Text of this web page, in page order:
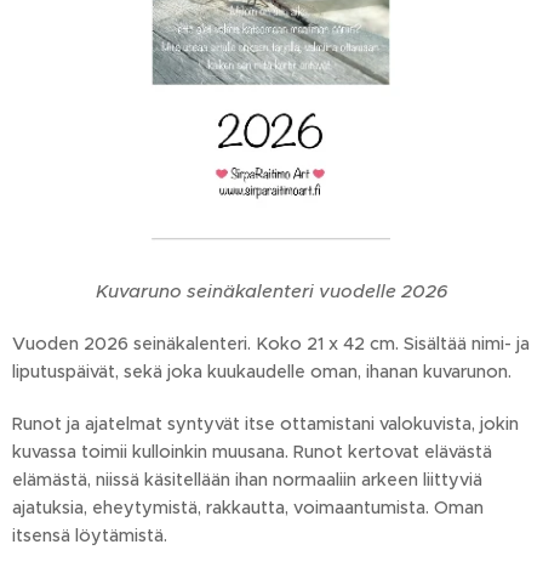
Kuvaruno seinäkalenteri vuodelle 2026
Vuoden 2026 seinäkalenteri. Koko 21 x 42 cm. Sisältää nimi- ja
liputuspäivät, sekä joka kuukaudelle oman, ihanan kuvarunon.
Runot ja ajatelmat syntyvät itse ottamistani valokuvista, jokin
kuvassa toimii kulloinkin muusana. Runot kertovat elävästä
elämästä, niissä käsitellään ihan normaaliin arkeen liittyviä
ajatuksia, eheytymistä, rakkautta, voimaantumista. Oman
itsensä löytämistä.